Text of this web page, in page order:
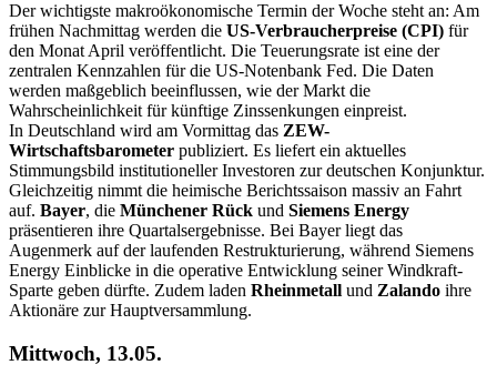
Der wichtigste makroökonomische Termin der Woche steht an: Am
frühen Nachmittag werden die US-Verbraucherpreise (CPI) für
den Monat April veröffentlicht. Die Teuerungsrate ist eine der
zentralen Kennzahlen für die US-Notenbank Fed. Die Daten
werden maßgeblich beeinflussen, wie der Markt die
Wahrscheinlichkeit für künftige Zinssenkungen einpreist.
In Deutschland wird am Vormittag das ZEW-
Wirtschaftsbarometer publiziert. Es liefert ein aktuelles
Stimmungsbild institutioneller Investoren zur deutschen Konjunktur.
Gleichzeitig nimmt die heimische Berichtssaison massiv an Fahrt
auf. Bayer, die Münchener Rück und Siemens Energy
präsentieren ihre Quartalsergebnisse. Bei Bayer liegt das
Augenmerk auf der laufenden Restrukturierung, während Siemens
Energy Einblicke in die operative Entwicklung seiner Windkraft-
Sparte geben dürfte. Zudem laden Rheinmetall und Zalando ihre
Aktionäre zur Hauptversammlung.
Mittwoch, 13.05.